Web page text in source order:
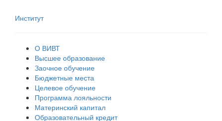
Институт
О ВИВТ
Высшее образование
Заочное обучение
Бюджетные места
Целевое обучение
Программа лояльности
Материнский капитал
Образовательный кредит